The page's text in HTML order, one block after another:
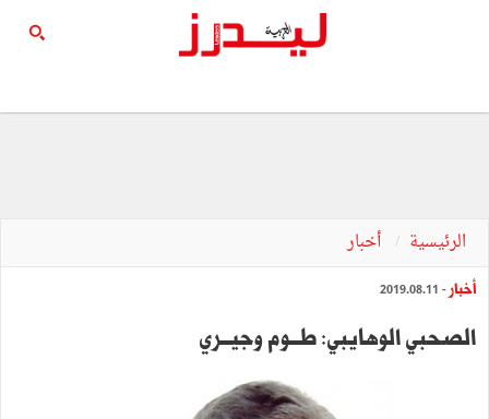
الرئيسية أخبار
أخبار - 2019.08.11
الصحبي الوهايبي: طـــوم وجيـــري